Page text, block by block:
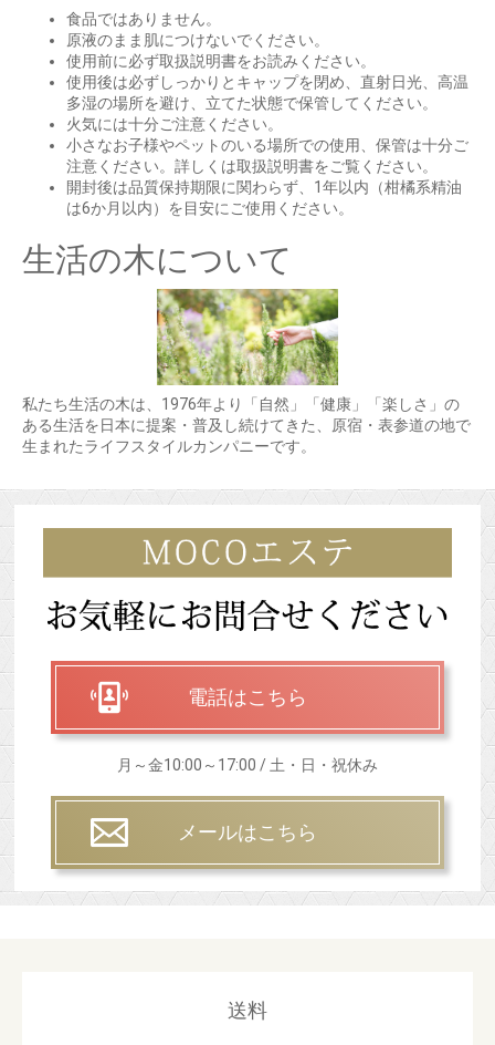
食品ではありません。
原液のまま肌につけないでください。
使用前に必ず取扱説明書をお読みください。
使用後は必ずしっかりとキャップを閉め、直射日光、高温
多湿の場所を避け、立てた状態で保管してください。
火気には十分ご注意ください。
小さなお子様やペットのいる場所での使用、保管は十分ご
注意ください。詳しくは取扱説明書をご覧ください。
開封後は品質保持期限に関わらず、1年以内（柑橘系精油
は6か月以内）を目安にご使用ください。
生活の木について
私たち生活の木は、1976年より「自然」「健康」「楽しさ」の
ある生活を日本に提案・普及し続けてきた、原宿・表参道の地で
生まれたライフスタイルカンパニーです。
電話はこちら
月～金10:00～17:00 / 土・日・祝休み
メールはこちら
送料